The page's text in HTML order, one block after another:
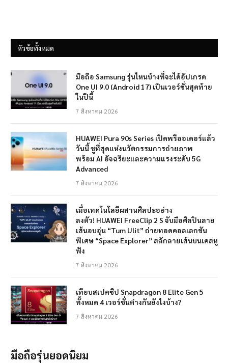
หัวข้อทั้งหมด
มือถือ Samsung รุ่นไหนบ้างที่จะได้อัปเกรด
One UI 9.0 (Android 17) เป็นเวอร์ชั่นสุดท้าย
ในปีนี้
7 สิงหาคม 2026
HUAWEI Pura 90s Series เปิดพรีออเดอร์แล้ว
วันนี้ ชูที่สุดแห่งนวัตกรรมการถ่ายภาพ
พร้อม AI อัจฉริยะและความแรงระดับ 5G
Advanced
7 สิงหาคม 2026
เมื่อเทคโนโลยีผสานศิลปะอย่าง
ลงตัว! HUAWEI FreeClip 2 S จับมือศิลปินลาย
เส้นอบอุ่น “Tum Ulit” ถ่ายทอดคอลเลกชัน
พิเศษ “Space Explorer” สลักลายเส้นบนเคสหู
ฟัง
7 สิงหาคม 2026
เทียบสเปคชิป Snapdragon 8 Elite Gen 5
ทั้งหมด 4 เวอร์ชั่นต่างกันยังไงบ้าง?
7 สิงหาคม 2026
มือถือรุ่นยอดนิยม